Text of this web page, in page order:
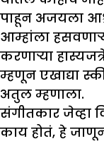
पाहून अजयला
आम्हांला
करणाऱ्या
म्हणून एखाद्या
अतुल म्हणाला.
संगीतकार जेव्हा
काय होतं, हे